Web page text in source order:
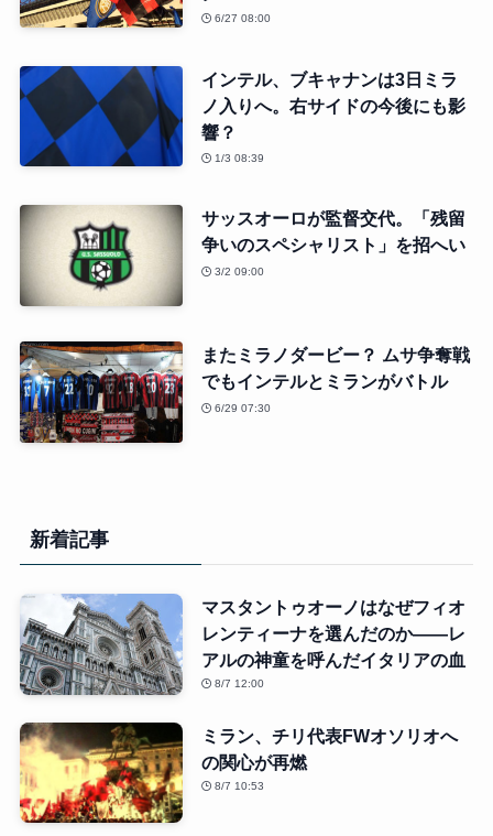
6/27 08:00
インテル、ブキャナンは3日ミラ
ノ入りへ。右サイドの今後にも影
響？
1/3 08:39
サッスオーロが監督交代。「残留
争いのスペシャリスト」を招へい
3/2 09:00
またミラノダービー？ ムサ争奪戦
でもインテルとミランがバトル
6/29 07:30
新着記事
マスタントゥオーノはなぜフィオ
レンティーナを選んだのか――レ
アルの神童を呼んだイタリアの血
8/7 12:00
ミラン、チリ代表FWオソリオへ
の関心が再燃
8/7 10:53